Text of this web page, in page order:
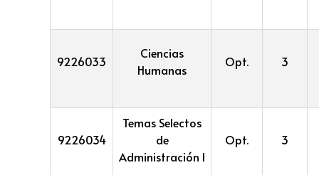
9226033
Ciencias
Humanas
Opt. 3
9226034
Temas Selectos
de
Administración I
Opt. 3